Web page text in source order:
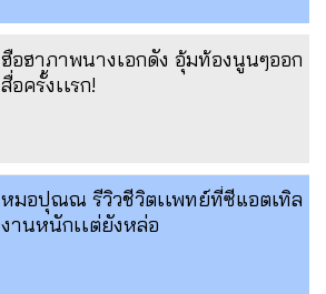
ฮือฮาภาพนางเอกดัง อุ้มท้องนูนๆออก
สื่อครั้งเเรก!
หมอปุณณ รีวิวชีวิตเเพทย์ที่ซีแอตเทิล
งานหนักเเต่ยังหล่อ